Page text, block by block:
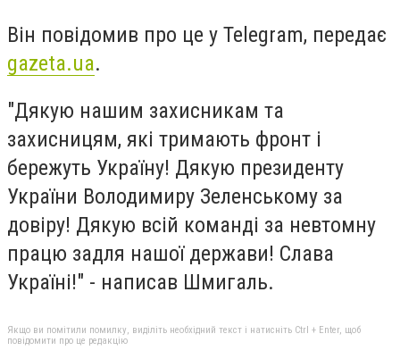
Він повідомив про це у Telegram, передає
gazeta.ua.
"Дякую нашим захисникам та
захисницям, які тримають фронт і
бережуть Україну! Дякую президенту
України Володимиру Зеленському за
довіру! Дякую всій команді за невтомну
працю задля нашої держави! Слава
Україні!" - написав Шмигаль.
Якщо ви помітили помилку, виділіть необхідний текст і натисніть Ctrl + Enter, щоб
повідомити про це редакцію